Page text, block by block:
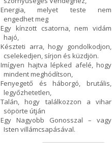
Energia, melyet teste nem
engedhet meg
Egy kínzott csatorna, nem vidám
hajó,
Készteti arra, hogy gondolkodjon,
cselekedjen, sírjon és küzdjön.
Imígyen hajtva lépked afelé, hogy
mindent meghódítson,
Fenyegető és háborgó, brutális,
legyőzhetetlen,
Talán, hogy találkozzon a vihar
söpörte útján
Egy Nagyobb Gonosszal – vagy
Isten villámcsapásával.